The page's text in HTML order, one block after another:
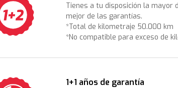
Tienes a tu disposición la mayor
mejor de las garantías.
*Total de kilometraje 50.000 km
*No compatible para exceso de
1+1 años de garantía